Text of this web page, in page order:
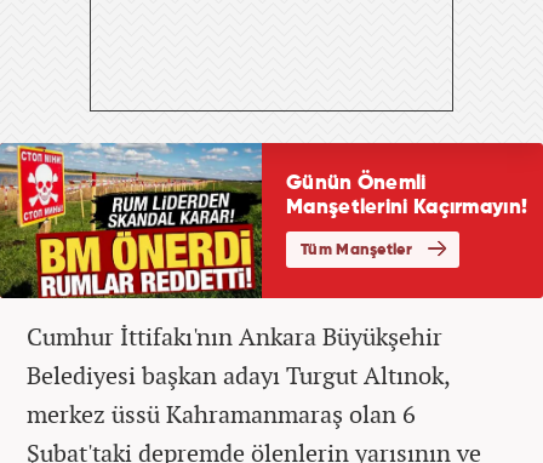
Cumhur İttifakı'nın Ankara Büyükşehir
Belediyesi başkan adayı Turgut Altınok,
merkez üssü Kahramanmaraş olan 6
Şubat'taki depremde ölenlerin yarısının ve